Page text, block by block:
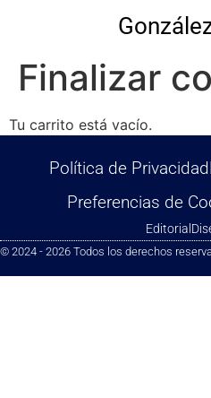
Finalizar
Tu carrito está vacío.
Política de Privacidad
Preferencias de
Editorial
© 2024 - 2026 Todos los derechos